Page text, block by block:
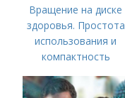
Вращение на диске
здоровья. Простота
использования и
компактность